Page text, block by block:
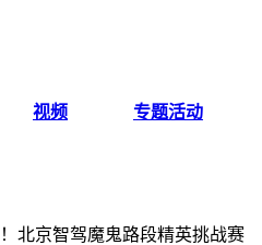
视频 专题活动
北京智驾魔鬼路段精英挑战赛